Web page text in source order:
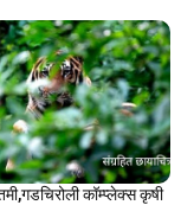
कॉम्प्लेक्स कृषी